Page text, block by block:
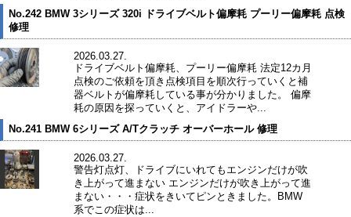
No.242 BMW 3シリーズ 320i ドライブベルト偏摩耗 プーリー偏摩耗 点検
修理
2026.03.27.
ドライブベルト偏摩耗、プーリー偏摩耗 法定12カ月
点検のご依頼を頂き点検項目を順次行っていくと補
器ベルトが偏摩耗している事が分かりました。 偏摩
耗の原因を探っていくと、アイドラーや...
No.241 BMW 6シリーズ A/Tクラッチ オーバーホール 修理
2026.03.27.
警告灯点灯、ドライブにいれてもエンジンだけが吹
き上がって進まない エンジンだけが吹き上がって進
まない・・・症状をきいてピンときました。BMW
系でこの症状は...